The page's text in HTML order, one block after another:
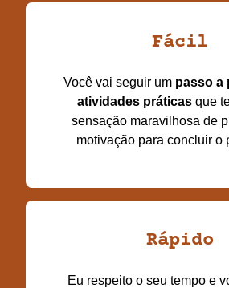
Fácil
Você vai seguir um passo a
atividades práticasque
sensação maravilhosa de
motivação para concluir o
Rápido
Eu respeito o seu tempo e